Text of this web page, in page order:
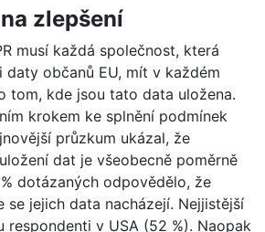
zlepšení
musí každá společnost, která
daty občanů EU, mít v každém
tom, kde jsou tato data uložena.
krokem ke splnění podmínek
průzkum ukázal, že
dat je všeobecně poměrně
dotázaných odpovědělo, že
se jejich data nacházejí. Nejjistější
v USA (52 %). Naopak